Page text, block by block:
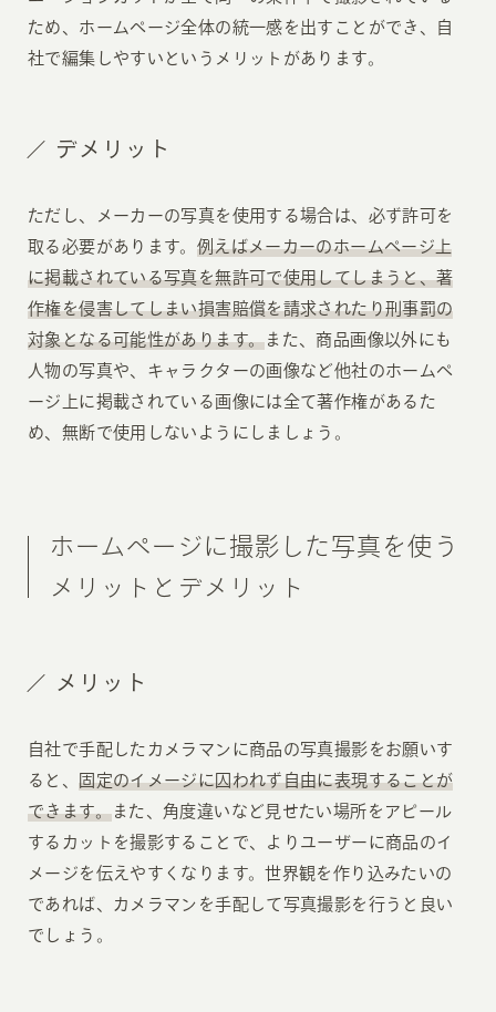
ため、ホームページ全体の統一感を出すことができ、自
社で編集しやすいというメリットがあります。
デメリット
ただし、メーカーの写真を使用する場合は、必ず許可を
取る必要があります。 例えばメーカーのホームページ上
に掲載されている写真を無許可で使用してしまうと、著
作権を侵害してしまい損害賠償を請求されたり刑事罰の
対象となる可能性があります。 また、商品画像以外にも
人物の写真や、キャラクターの画像など他社のホームペ
ージ上に掲載されている画像には全て著作権があるた
め、無断で使用しないようにしましょう。
ホームページに撮影した写真を使う
メリットとデメリット
メリット
自社で手配したカメラマンに商品の写真撮影をお願いす
ると、固定のイメージに囚われず自由に表現することが
できます。また、角度違いなど見せたい場所をアピール
するカットを撮影することで、よりユーザーに商品のイ
メージを伝えやすくなります。世界観を作り込みたいの
であれば、カメラマンを手配して写真撮影を行うと良い
でしょう。